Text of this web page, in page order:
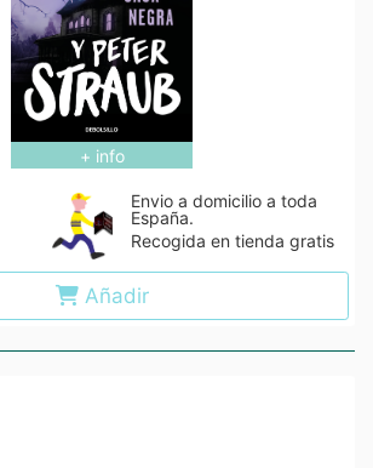
+ info
Envio a domicilio a toda
España.
Recogida en tienda gratis
Añadir